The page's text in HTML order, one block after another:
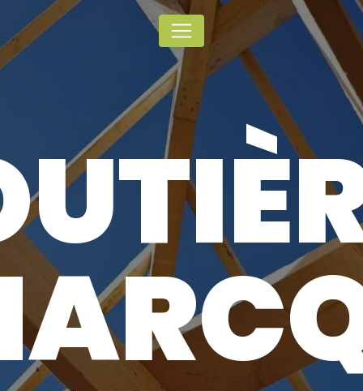
Panneau de gestion des cookies